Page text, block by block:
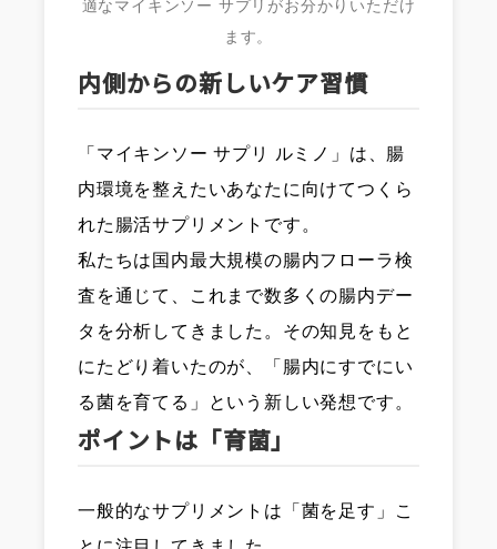
適なマイキンソー サプリがお分かりいただけ
ます。
内側からの新しいケア習慣
「マイキンソー サプリ ルミノ」は、腸
内環境を整えたいあなたに向けてつくら
れた腸活サプリメントです。
私たちは国内最大規模の腸内フローラ検
査を通じて、これまで数多くの腸内デー
タを分析してきました。その知見をもと
にたどり着いたのが、「腸内にすでにい
る菌を育てる」という新しい発想です。
ポイントは「育菌」
一般的なサプリメントは「菌を足す」こ